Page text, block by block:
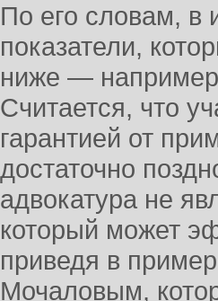
По его словам, в
показатели,
ниже —
Считается, что
гарантией от
достаточно
адвокатура не
который может
приведя в
Мочаловым,